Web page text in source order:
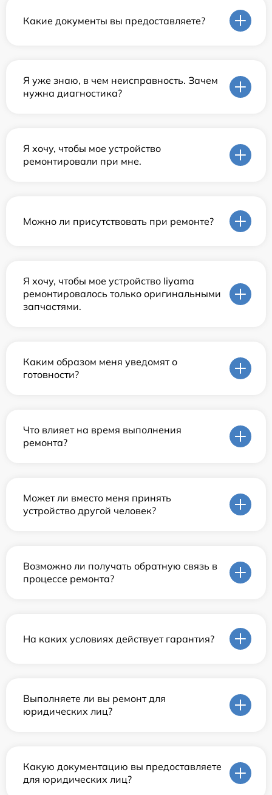
Какие документы вы предоставляете?
Я уже знаю, в чем неисправность. Зачем
нужна диагностика?
Я хочу, чтобы мое устройство
ремонтировали при мне.
Можно ли присутствовать при ремонте?
Я хочу, чтобы мое устройство Iiyama
ремонтировалось только оригинальными
запчастями.
Каким образом меня уведомят о
готовности?
Что влияет на время выполнения
ремонта?
Может ли вместо меня принять
устройство другой человек?
Возможно ли получать обратную связь в
процессе ремонта?
На каких условиях действует гарантия?
Выполняете ли вы ремонт для
юридических лиц?
Какую документацию вы предоставляете
для юридических лиц?